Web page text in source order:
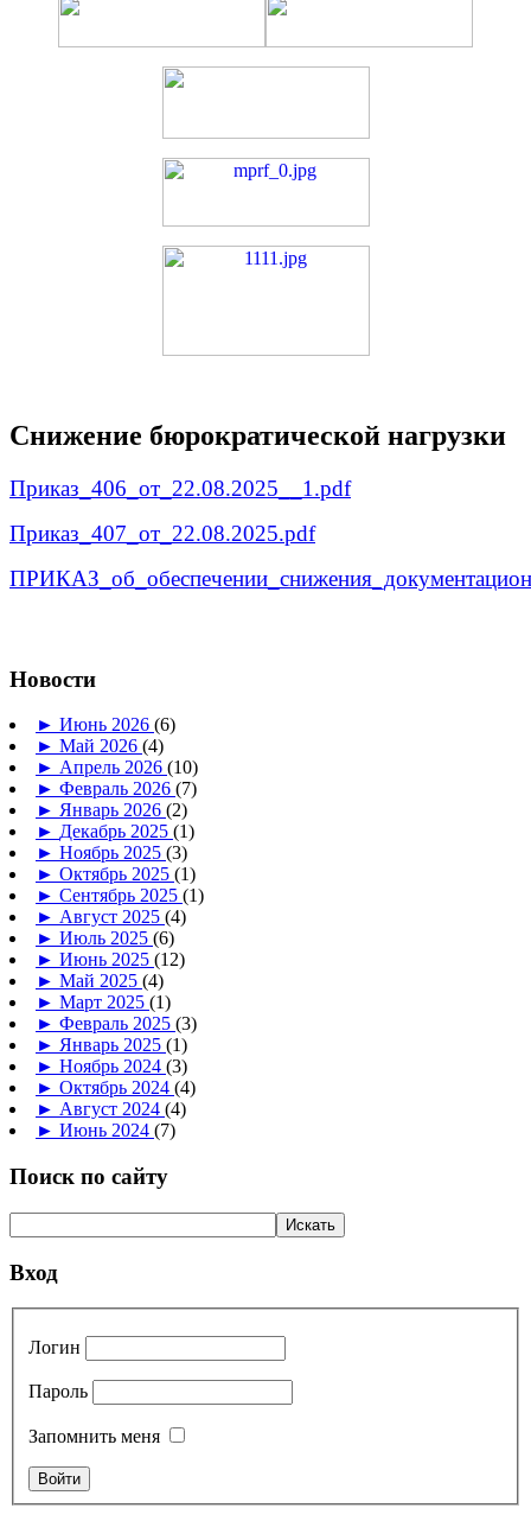
Снижение бюрократической нагрузки
Приказ_406_от_22.08.2025__1.pdf
Приказ_407_от_22.08.2025.pdf
Новости
► Июнь 2026 (6)
► Май 2026 (4)
► Апрель 2026 (10)
► Февраль 2026 (7)
► Январь 2026 (2)
► Декабрь 2025 (1)
► Ноябрь 2025 (3)
► Октябрь 2025 (1)
► Сентябрь 2025 (1)
► Август 2025 (4)
► Июль 2025 (6)
► Июнь 2025 (12)
► Май 2025 (4)
► Март 2025 (1)
► Февраль 2025 (3)
► Январь 2025 (1)
► Ноябрь 2024 (3)
► Октябрь 2024 (4)
► Август 2024 (4)
► Июнь 2024 (7)
Поиск по сайту
Вход
Логин
Пароль
Запомнить меня